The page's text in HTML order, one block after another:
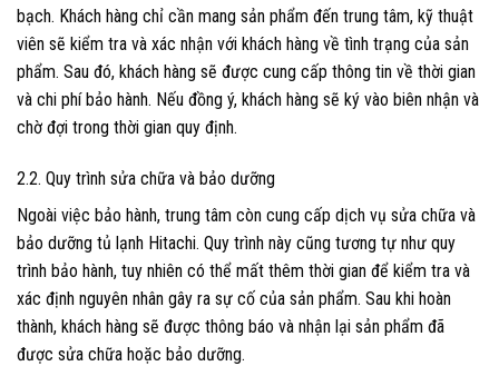
bạch. Khách hàng chỉ cần mang sản phẩm đến trung tâm, kỹ thuật
viên sẽ kiểm tra và xác nhận với khách hàng về tình trạng của sản
phẩm. Sau đó, khách hàng sẽ được cung cấp thông tin về thời gian
và chi phí bảo hành. Nếu đồng ý, khách hàng sẽ ký vào biên nhận và
chờ đợi trong thời gian quy định.
2.2. Quy trình sửa chữa và bảo dưỡng
Ngoài việc bảo hành, trung tâm còn cung cấp dịch vụ sửa chữa và
bảo dưỡng tủ lạnh Hitachi. Quy trình này cũng tương tự như quy
trình bảo hành, tuy nhiên có thể mất thêm thời gian để kiểm tra và
xác định nguyên nhân gây ra sự cố của sản phẩm. Sau khi hoàn
thành, khách hàng sẽ được thông báo và nhận lại sản phẩm đã
được sửa chữa hoặc bảo dưỡng.